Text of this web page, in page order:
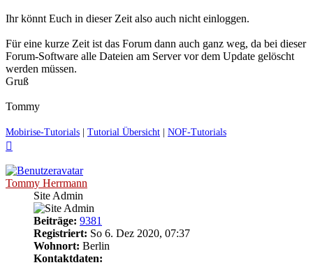
Ihr könnt Euch in dieser Zeit also auch nicht einloggen.
Für eine kurze Zeit ist das Forum dann auch ganz weg, da bei dieser
Forum-Software alle Dateien am Server vor dem Update gelöscht
werden müssen.
Gruß
Tommy
Mobirise-Tutorials Tutorial Übersicht NOF-Tutorials
Tommy Herrmann
Site Admin
Beiträge: 9381
Registriert: So 6. Dez 2020, 07:37
Wohnort: Berlin
Kontaktdaten: